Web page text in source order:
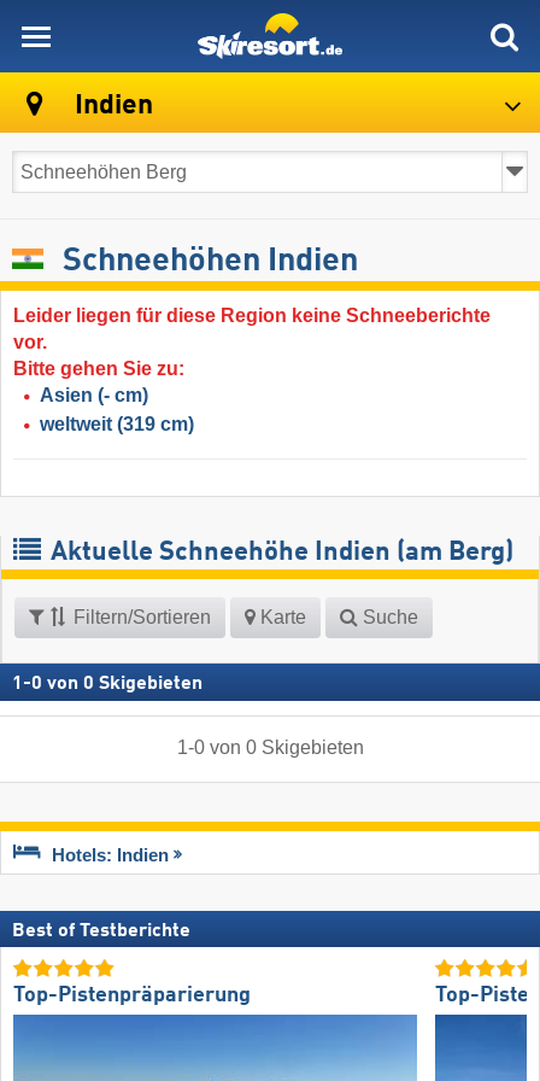
Indien
Schneehöhen Indien
Leider liegen für diese Region keine Schneeberichte
vor.
Bitte gehen Sie zu:
Asien (- cm)
weltweit (319 cm)
Aktuelle Schneehöhe Indien (am Berg)
Filtern/Sortieren Karte Suche
1 -0 von 0 Skigebieten
1-0von 0 Skigebieten
Hotels: Indien
Best of Testberichte
Top-Pistenpräparierung Top-